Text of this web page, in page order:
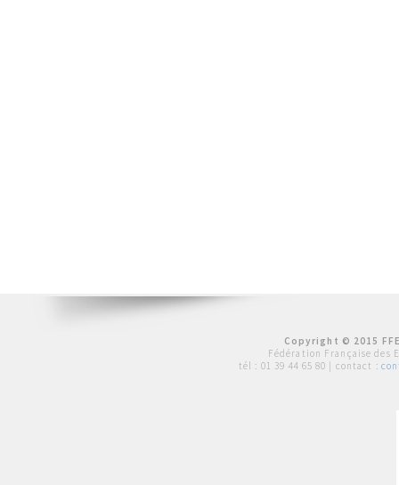
Copyright © 2015
Fédération Française des
tél : 01 39 44 65 80 | contact :